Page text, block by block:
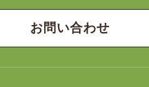
お問い合わせ